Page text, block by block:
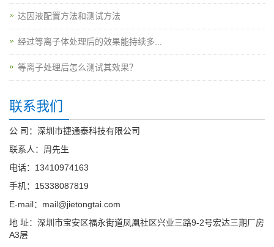
达因液配置方法和测试方法
经过等离子体处理后的效果能持续多...
等离子处理后怎么测试其效果？
联系我们
公 司：深圳市捷通泰科技有限公司
联系人：周先生
电话：13410974163
手机：15338087819
E-mail：mail@jietongtai.com
地 址：深圳市宝安区福永街道凤凰社区兴业三路9-2号宏达三期厂房
A3层